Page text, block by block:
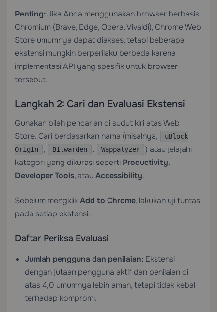
Penting: Jika Anda menggunakan browser berbasis
Chromium (Brave, Edge, Opera, Vivaldi), Chrome Web
Store umumnya dapat diakses, tetapi beberapa
ekstensi mungkin berperilaku berbeda karena
implementasi API yang spesifik untuk browser
tersebut.
Langkah 2: Cari dan Evaluasi Ekstensi
Gunakan bilah pencarian di sudut kiri atas Web
Store. Cari berdasarkan nama (misalnya,
uBlock
Origin
, Bitwarden , Wappalyzer
) atau jelajahi
kategori yang dikurasi seperti Productivity,
Developer Tools, atau Accessibility.
Sebelum mengklikAdd to Chrome, lakukan uji tuntas
pada setiap ekstensi:
Daftar Periksa Evaluasi
Jumlah pengguna dan penilaian: Ekstensi
dengan jutaan pengguna aktif dan penilaian di
atas 4,0 umumnya lebih aman, tetapi tidak kebal
terhadap kompromi.